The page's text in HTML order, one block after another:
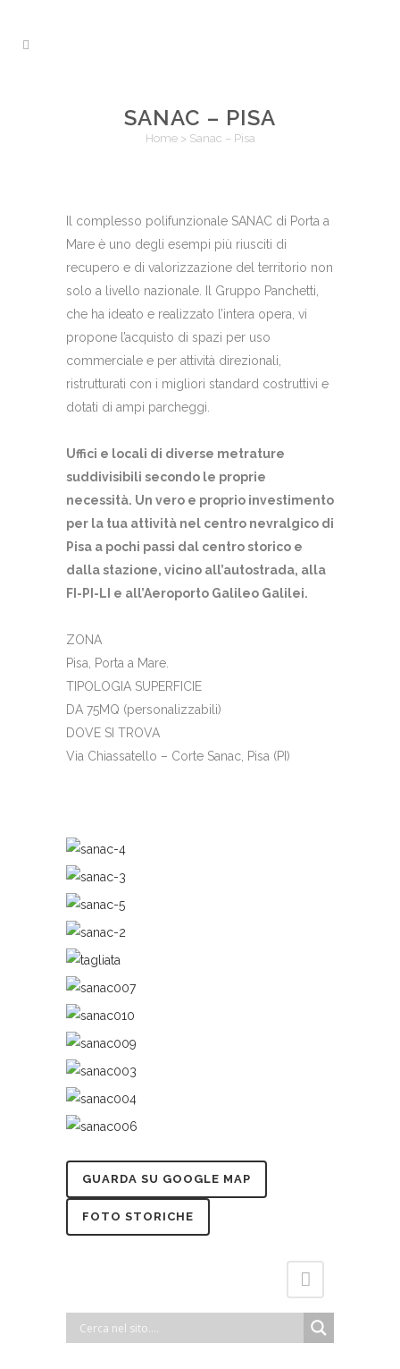
SANAC – PISA
Home> Sanac – Pisa
Il complesso polifunzionale SANAC di Porta a
Mare è uno degli esempi più riusciti di
recupero e di valorizzazione del territorio non
solo a livello nazionale. Il Gruppo Panchetti,
che ha ideato e realizzato l’intera opera, vi
propone l’acquisto di spazi per uso
commerciale e per attività direzionali,
ristrutturati con i migliori standard costruttivi e
dotati di ampi parcheggi.
Uffici e locali di diverse metrature
suddivisibili secondo le proprie
necessità. Un vero e proprio investimento
per la tua attività nel centro nevralgico di
Pisa a pochi passi dal centro storico e
dalla stazione, vicino all’autostrada, alla
FI-PI-LI e all’Aeroporto Galileo Galilei.
ZONA
Pisa, Porta a Mare.
TIPOLOGIA SUPERFICIE
DA 75MQ (personalizzabili)
DOVE SI TROVA
Via Chiassatello – Corte Sanac, Pisa (PI)
GUARDA SU GOOGLE MAP
FOTO STORICHE